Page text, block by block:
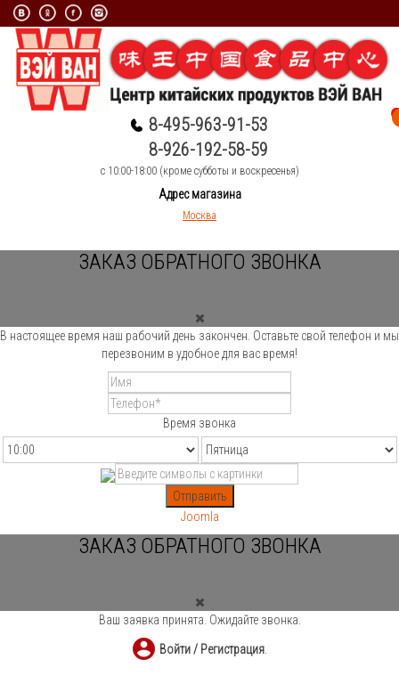
8-495-963-91-53
8-926-192-58-59
c 10:00-18:00 (кроме субботы и воскресенья)
Адрес магазина
Москва
ЗАКАЗ ОБРАТНОГО ЗВОНКА
В настоящее время наш рабочий день закончен. Оставьте свой телефон и мы
перезвоним в удобное для вас время!
Время звонка
Отправить
Joomla
ЗАКАЗ ОБРАТНОГО ЗВОНКА
Ваш заявка принята. Ожидайте звонка.
Войти / Регистрация.